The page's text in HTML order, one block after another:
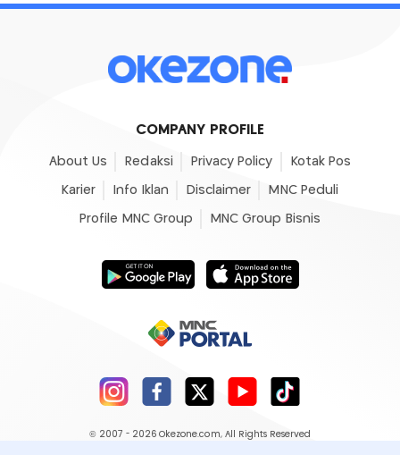
COMPANY PROFILE
About Us Redaksi Privacy Policy Kotak Pos
Karier Info Iklan Disclaimer MNC Peduli
Profile MNC Group MNC Group Bisnis
© 2007 - 2026 Okezone.com, All Rights Reserved